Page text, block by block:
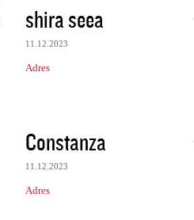
shira seea
11.12.2023
Adres
Constanza
11.12.2023
Adres